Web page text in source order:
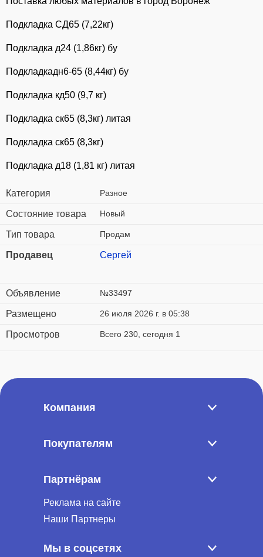
Подкладка СД65 (7,22кг)
Подкладка д24 (1,86кг) бу
Подкладкадн6-65 (8,44кг) бу
Подкладка кд50 (9,7 кг)
Подкладка ск65 (8,3кг) литая
Подкладка ск65 (8,3кг)
Подкладка д18 (1,81 кг) литая
Категория Разное
Состояние товара Новый
Тип товара Продам
Продавец Сергей
Объявление №33497
Размещено 26 июля 2026 г. в 05:38
Просмотров Всего 230, сегодня 1
Компания
Покупателям
Партнёрам
Реклама на сайте
Наши Партнеры
Мы в соцсетях